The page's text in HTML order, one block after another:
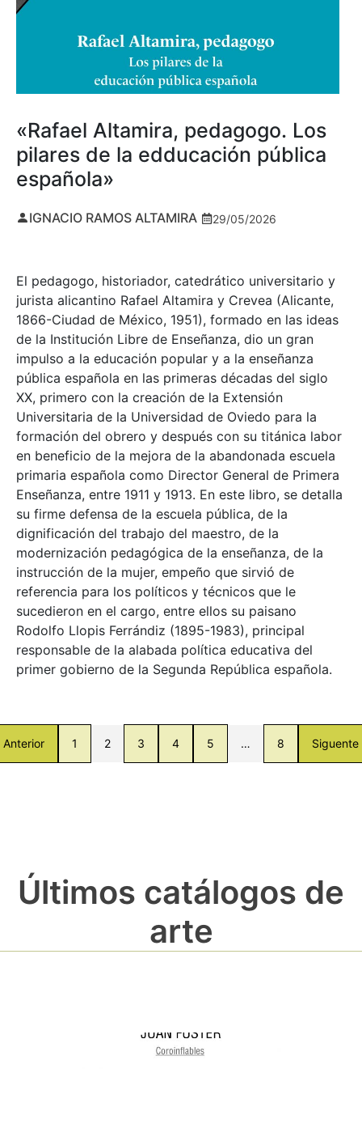
«Rafael Altamira, pedagogo. Los
pilares de la edducación pública
española»
IGNACIO RAMOS ALTAMIRA 29/05/2026
El pedagogo, historiador, catedrático universitario y
jurista alicantino Rafael Altamira y Crevea (Alicante,
1866-Ciudad de México, 1951), formado en las ideas
de la Institución Libre de Enseñanza, dio un gran
impulso a la educación popular y a la enseñanza
pública española en las primeras décadas del siglo
XX, primero con la creación de la Extensión
Universitaria de la Universidad de Oviedo para la
formación del obrero y después con su titánica labor
en beneficio de la mejora de la abandonada escuela
primaria española como Director General de Primera
Enseñanza, entre 1911 y 1913. En este libro, se detalla
su firme defensa de la escuela pública, de la
dignificación del trabajo del maestro, de la
modernización pedagógica de la enseñanza, de la
instrucción de la mujer, empeño que sirvió de
referencia para los políticos y técnicos que le
sucedieron en el cargo, entre ellos su paisano
Rodolfo Llopis Ferrándiz (1895-1983), principal
responsable de la alabada política educativa del
primer gobierno de la Segunda República española.
Anterior 1 2 3 4 5 … 8 Siguente
Últimos catálogos de
arte